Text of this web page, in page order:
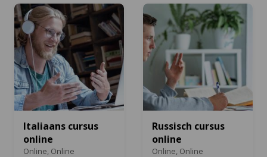
Italiaans cursus
online
Online, Online
Russisch cursus
online
Online, Online